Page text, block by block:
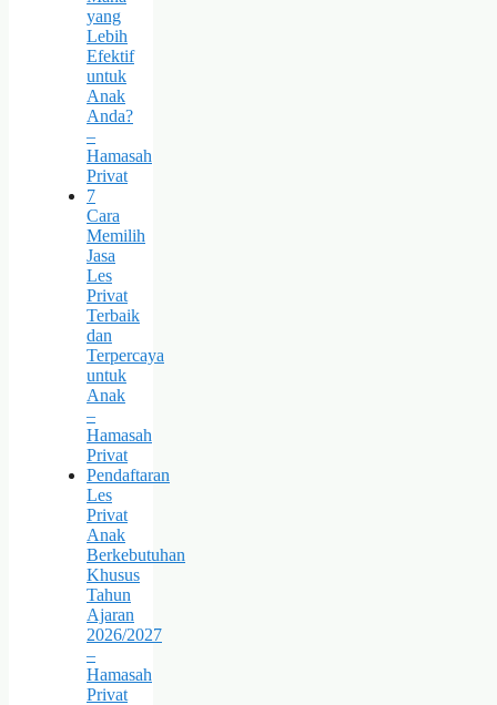
yang
Lebih
Efektif
untuk
Anak
Anda?
–
Hamasah
Privat
7
Cara
Memilih
Jasa
Les
Privat
Terbaik
dan
Terpercaya
untuk
Anak
–
Hamasah
Privat
Pendaftaran
Les
Privat
Anak
Berkebutuhan
Khusus
Tahun
Ajaran
2026/2027
–
Hamasah
Privat